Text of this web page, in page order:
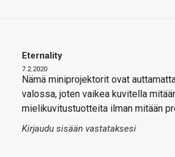
Eternality
7.2.2020
Nämä miniprojektorit ovat
valossa, joten vaikea kuvitella
mielikuvitustuotteita ilman mitään
Kirjaudu sisään vastataksesi